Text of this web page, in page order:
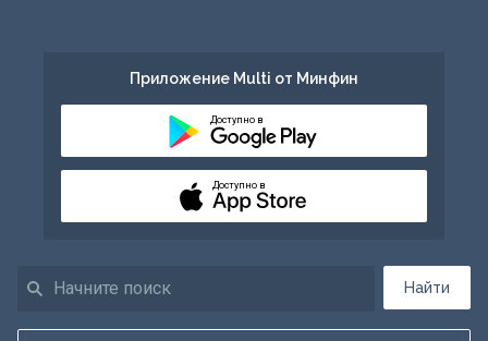
Найти
Приложение Multi от Минфин
Доступно в
Доступно в